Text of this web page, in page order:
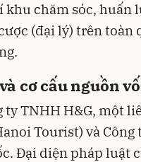
khu chăm sóc, huấn
(đại lý) trên toàn
cơ cấu nguồn
ty TNHH H&G, một
Tourist) và
Đại diện pháp luật